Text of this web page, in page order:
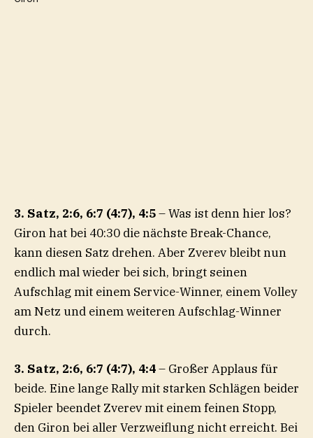
3. Satz, 2:6, 6:7 (4:7), 4:5– Was ist denn hier los?
Giron hat bei 40:30 die nächste Break-Chance,
kann diesen Satz drehen. Aber Zverev bleibt nun
endlich mal wieder bei sich, bringt seinen
Aufschlag mit einem Service-Winner, einem Volley
am Netz und einem weiteren Aufschlag-Winner
durch.
3. Satz, 2:6, 6:7 (4:7), 4:4– Großer Applaus für
beide. Eine lange Rally mit starken Schlägen beider
Spieler beendet Zverev mit einem feinen Stopp,
den Giron bei aller Verzweiflung nicht erreicht. Bei